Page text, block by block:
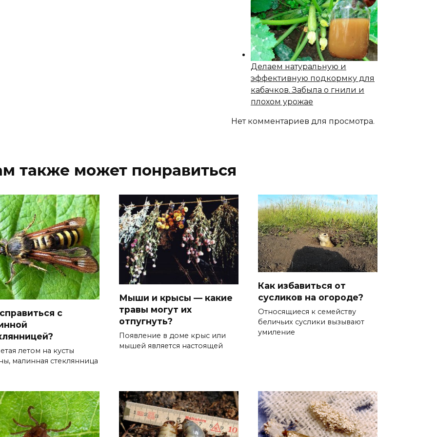
Делаем натуральную и
эффективную подкормку для
кабачков. Забыла о гнили и
плохом урожае
Нет комментариев для просмотра.
также может понравиться
с
летом на кусты
малинная стеклянница
Мыши и крысы — какие
травы могут их
отпугнуть?
Появление в доме крыс или
мышей является настоящей
Как избавиться от
сусликов на огороде?
Относящиеся к семейству
беличьих суслики вызывают
умиление